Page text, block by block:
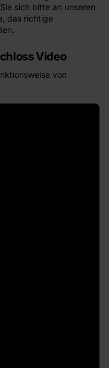
sich bitte an unseren
das richtige
Video
von